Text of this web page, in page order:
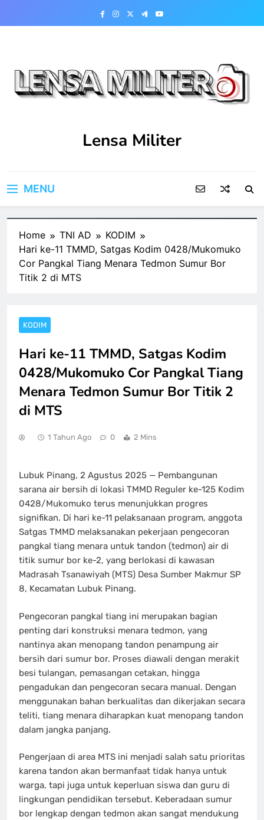
Lensa Militer
MENU
Home TNI AD
KODIM
Hari ke-11 TMMD, Satgas Kodim 0428/Mukomuko
Cor Pangkal Tiang Menara Tedmon Sumur Bor
Titik 2 di MTS
KODIM
Hari ke-11 TMMD, Satgas Kodim
0428/Mukomuko Cor Pangkal Tiang
Menara Tedmon Sumur Bor Titik 2
di MTS
1 Tahun Ago 0 2 Mins
Lubuk Pinang, 2 Agustus 2025 — Pembangunan
sarana air bersih di lokasi TMMD Reguler ke-125 Kodim
0428/Mukomuko terus menunjukkan progres
signifikan. Di hari ke-11 pelaksanaan program, anggota
Satgas TMMD melaksanakan pekerjaan pengecoran
pangkal tiang menara untuk tandon (tedmon) air di
titik sumur bor ke-2, yang berlokasi di kawasan
Madrasah Tsanawiyah (MTS) Desa Sumber Makmur SP
8, Kecamatan Lubuk Pinang.
Pengecoran pangkal tiang ini merupakan bagian
penting dari konstruksi menara tedmon, yang
nantinya akan menopang tandon penampung air
bersih dari sumur bor. Proses diawali dengan merakit
besi tulangan, pemasangan cetakan, hingga
pengadukan dan pengecoran secara manual. Dengan
menggunakan bahan berkualitas dan dikerjakan secara
teliti, tiang menara diharapkan kuat menopang tandon
dalam jangka panjang.
Pengerjaan di area MTS ini menjadi salah satu prioritas
karena tandon akan bermanfaat tidak hanya untuk
warga, tapi juga untuk keperluan siswa dan guru di
lingkungan pendidikan tersebut. Keberadaan sumur
bor lengkap dengan tedmon akan sangat mendukung